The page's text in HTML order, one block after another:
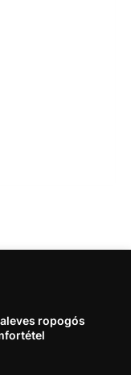
ropogós